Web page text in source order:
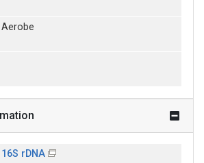
Aerobe
16S rDNA